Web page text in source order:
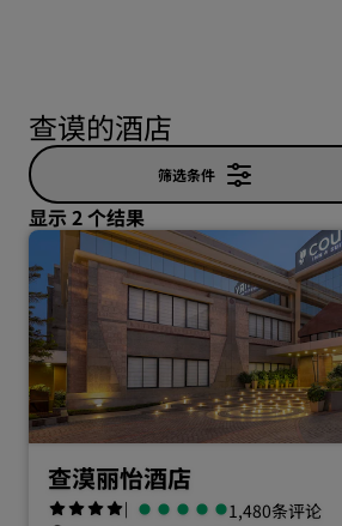
查谟的酒店
筛选条件
显示 2 个结果
查漠丽怡酒店
| 1,480条评论